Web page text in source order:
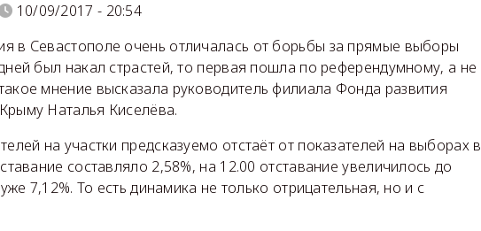
10/09/2017 - 20:54
в Севастополе очень отличалась от борьбы за прямые выборы
был накал страстей, то первая пошла по референдумному, а не
мнение высказала руководитель филиала Фонда развития
Наталья Киселёва.
на участки предсказуемо отстаёт от показателей на выборах в
составляло 2,58%, на 12.00 отставание увеличилось до
7,12%. То есть динамика не только отрицательная, но и с